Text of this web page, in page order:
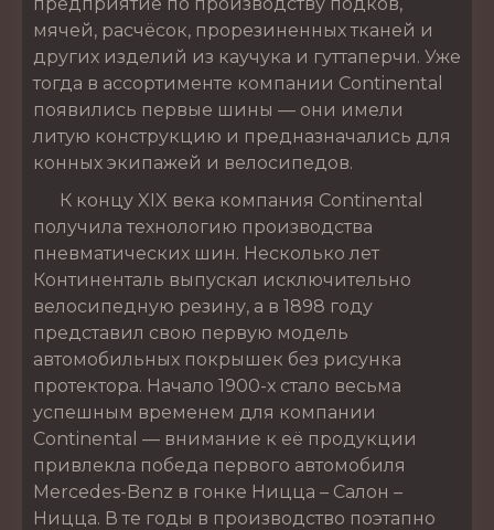
мячей, расчёсок, прорезиненных тканей и
других изделий из каучука и гуттаперчи. Уже
тогда в ассортименте компании Continental
появились первые шины — они имели
литую конструкцию и предназначались для
конных экипажей и велосипедов.
К концу XIX века компания Continental
получила технологию производства
пневматических шин. Несколько лет
Континенталь выпускал исключительно
велосипедную резину, а в 1898 году
представил свою первую модель
автомобильных покрышек без рисунка
протектора. Начало 1900-х стало весьма
успешным временем для компании
Continental — внимание к её продукции
привлекла победа первого автомобиля
Mercedes-Benz в гонке Ницца – Салон –
Ницца. В те годы в производство поэтапно